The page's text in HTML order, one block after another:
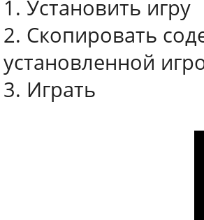
1. Установить игру
2. Скопировать
установленной
3. Играть